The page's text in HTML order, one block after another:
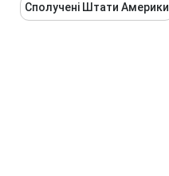
Сполучені Штати Америки